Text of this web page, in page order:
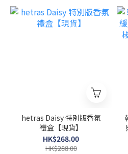
hetras Daisy 特別版香氛
禮盒【現貨】
HK$268.00
HK$288.00